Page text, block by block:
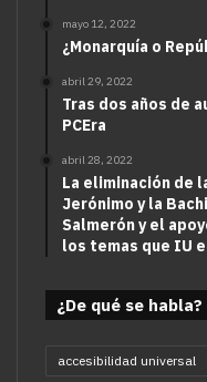
mayo 12, 2022
¿Monarquía o
abril 29, 2022
Tras dos años de
PCEra
abril 28, 2022
La eliminación de
Jerónimo y la
Salmerón y el
los temas que IU
¿De qué se habla?
accesibilidad universal